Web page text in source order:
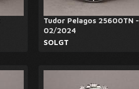
Tudor Pelagos 25600TN -
02/2024
SOLGT